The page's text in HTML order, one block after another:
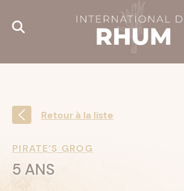
Retour à la liste
PIRATE’S GROG
5 ANS
Cookies management panel